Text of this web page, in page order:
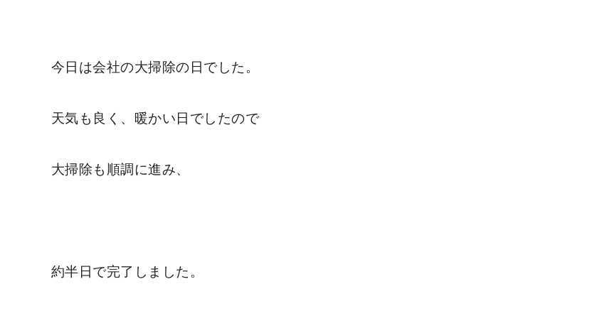
今日は会社の大掃除の日でした。
天気も良く、暖かい日でしたので
大掃除も順調に進み、
約半日で完了しました。